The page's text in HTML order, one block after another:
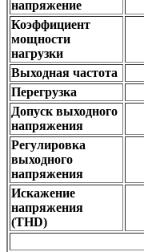
напряжение
Коэффициент
мощности
нагрузки
Выходная частота
Перегрузка
Допуск выходного
напряжения
Регулировка
выходного
напряжения
Искажение
напряжения
(THD)